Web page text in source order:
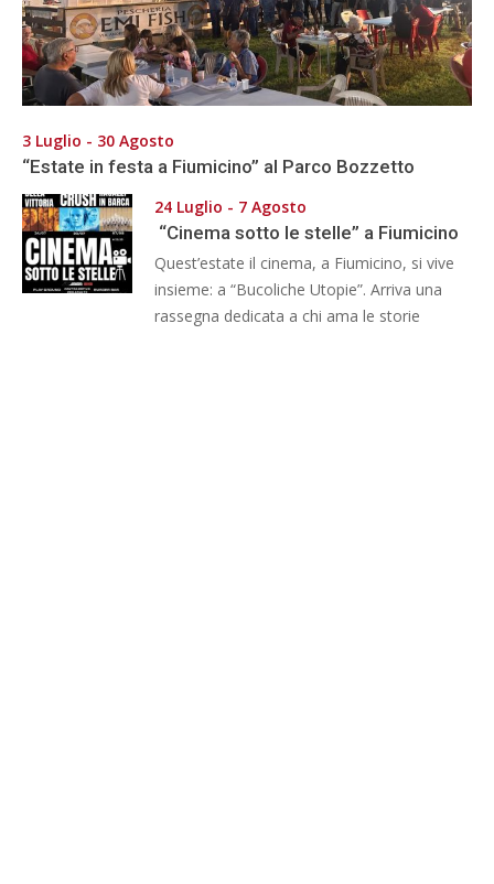
3 Luglio - 30 Agosto
“Estate in festa a Fiumicino” al Parco Bozzetto
24 Luglio - 7 Agosto
“Cinema sotto le stelle” a Fiumicino
Quest’estate il cinema, a Fiumicino, si vive
insieme: a “Bucoliche Utopie”. Arriva una
rassegna dedicata a chi ama le storie